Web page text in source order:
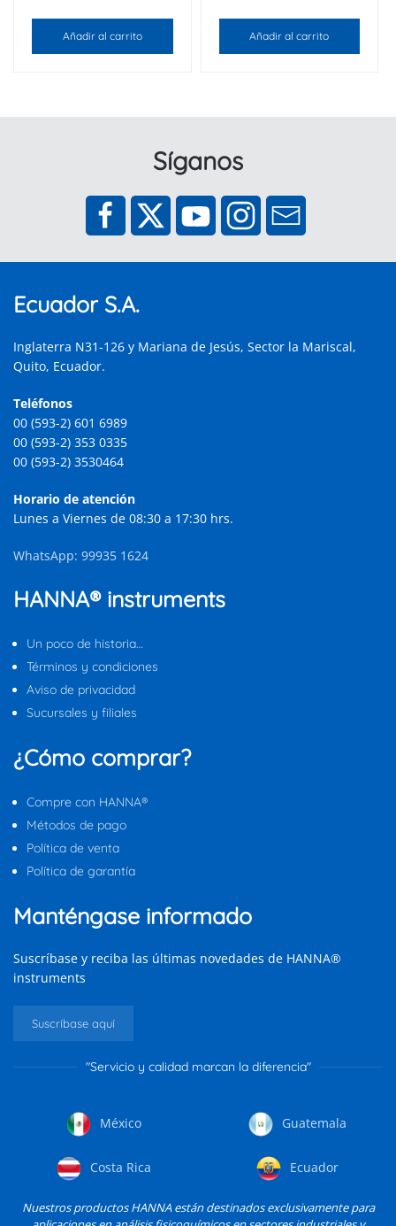
Añadir al carrito Añadir al carrito
Síganos
Ecuador S.A.
Inglaterra N31-126 y Mariana de Jesús, Sector la Mariscal,
Quito, Ecuador.
Teléfonos
00 (593-2) 601 6989
00 (593-2) 353 0335
00 (593-2) 3530464
Horario de atención
Lunes a Viernes de 08:30 a 17:30 hrs.
WhatsApp: 99935 1624
HANNA® instruments
Un poco de historia…
Términos y condiciones
Aviso de privacidad
Sucursales y filiales
¿Cómo comprar?
Compre con HANNA®
Métodos de pago
Política de venta
Política de garantía
Manténgase informado
Suscríbase y reciba las últimas novedades de HANNA®
instruments
Suscríbase aquí
"Servicio y calidad marcan la diferencia"
México Guatemala
Costa Rica Ecuador
Nuestros productos HANNA están destinados exclusivamente para